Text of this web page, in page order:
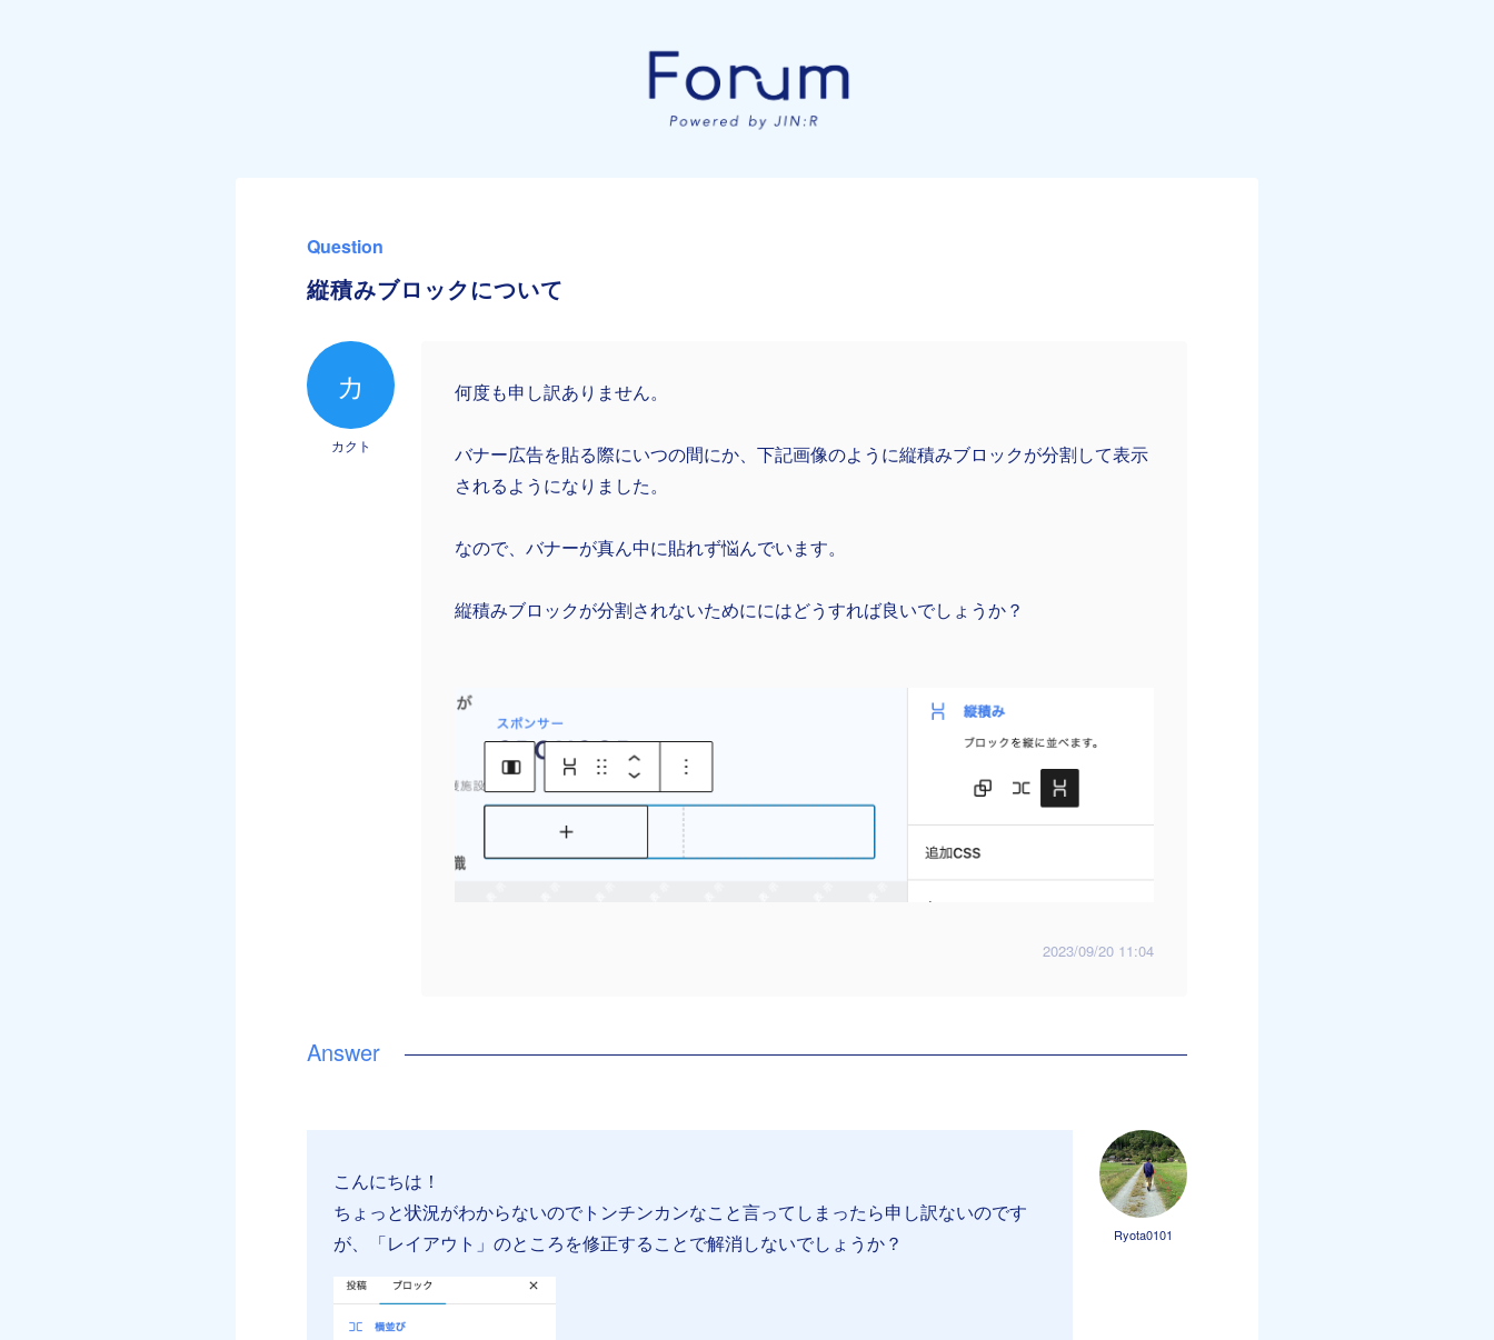
Question
縦積みブロックについて
カ
カクト
何度も申し訳ありません。
バナー広告を貼る際にいつの間にか、下記画像のように縦積みブロックが分割して表示
されるようになりました。
なので、バナーが真ん中に貼れず悩んでいます。
縦積みブロックが分割されないためににはどうすれば良いでしょうか？
2023/09/20 11:04
Ryota0101
こんにちは！
ちょっと状況がわからないのでトンチンカンなこと言ってしまったら申し訳ないのです
が、「レイアウト」のところを修正することで解消しないでしょうか？